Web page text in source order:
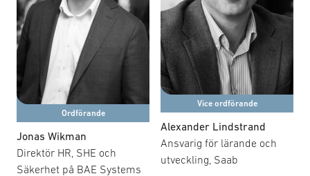
projekt, med möten för diskussion, erfarenhetsutbyte och
beredning av samarbeten. Exempel på aktiva projekt är
Young Professionals och Försvarskarriär.
Ordförande
Jonas Wikman
Direktör HR, SHE och
Säkerhet på BAE Systems
Vice ordförande
Alexander Lindstrand
Ansvarig för lärande och
utveckling, Saab